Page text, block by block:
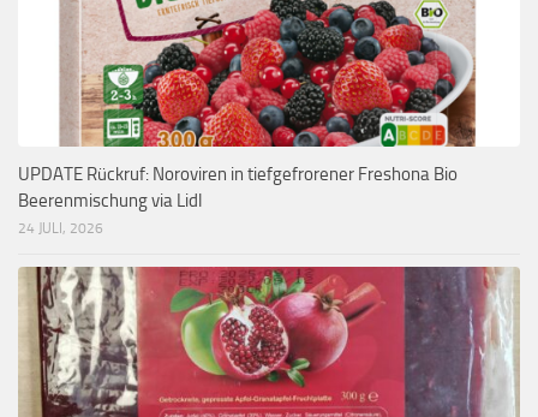
UPDATE Rückruf: Noroviren in tiefgefrorener Freshona Bio
Beerenmischung via Lidl
24 JULI, 2026